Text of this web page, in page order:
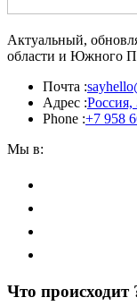
Актуальный,
области и Южного
Почта :
Адрес :Россия,
Phone :+7 958
Мы в:
Что происходит